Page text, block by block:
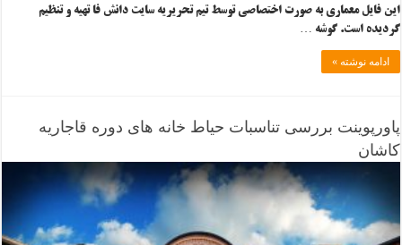
این فایل معماری به صورت اختصاصی توسط تیم تحریریه سایت دانش فا تهیه و تنظیم
گردیده است. گوشه …
ادامه نوشته »
پاورپوینت بررسی تناسبات حیاط خانه های دوره قاجاریه
کاشان